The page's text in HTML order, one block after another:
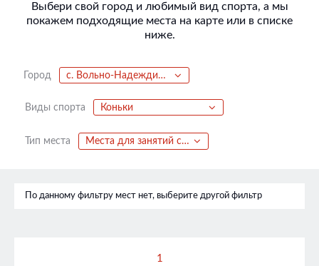
Выбери свой город и любимый вид спорта, а мы
покажем подходящие места на карте или в списке
ниже.
Город с. Вольно-Надеждинское
Виды спорта Коньки
Тип места Места для занятий спортом
По данному фильтру мест нет, выберите другой фильтр
1